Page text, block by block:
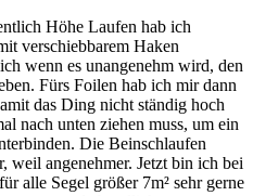
Höhe Laufen hab ich
verschiebbarem Haken
wenn es unangenehm wird, den
Fürs Foilen hab ich mir dann
das Ding nicht ständig hoch
nach unten ziehen muss, um ein
Die Beinschlaufen
weil angenehmer. Jetzt bin ich bei
alle Segel größer 7m² sehr gerne